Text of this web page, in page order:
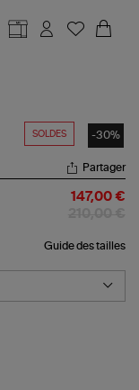
SOLDES -30%
Partager
147,00 €
Guide des tailles